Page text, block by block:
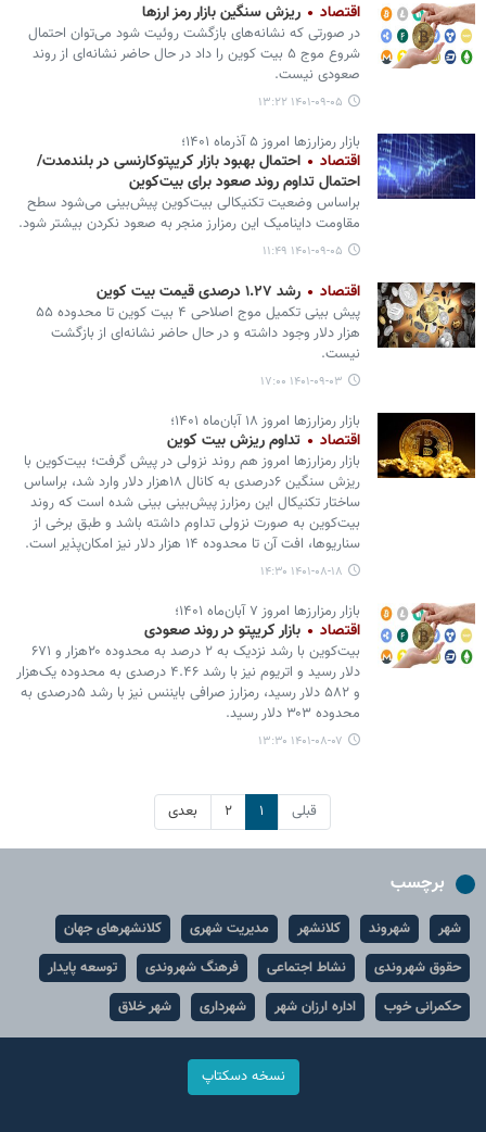
اقتصاد ریزش سنگین بازار رمز ارزها
در صورتی که نشانه‌های بازگشت روئیت شود می‌توان احتمال
شروع موج ۵ بیت کوین را داد در حال حاضر نشانه‌ای از روند
صعودی نیست.
۱۴۰۱-۰۹-۰۵ ۱۳:۲۲
بازار رمزارزها امروز ۵ آذرماه ۱۴۰۱؛
اقتصاد
احتمال بهبود بازار کریپتوکارنسی در بلندمدت/
احتمال تداوم روند صعود برای بیت‌کوین
براساس وضعیت تکنیکالی بیت‌کوین پیش‌بینی می‌شود سطح
مقاومت داینامیک این رمزارز منجر به صعود نکردن بیشتر شود.
۱۴۰۱-۰۹-۰۵ ۱۱:۴۹
اقتصاد رشد ۱.۲۷ درصدی قیمت بیت کوین
پیش بینی تکمیل موج اصلاحی ۴ بیت کوین تا محدوده ۵۵
هزار دلار وجود داشته و در حال حاضر نشانه‌ای از بازگشت
نیست.
۱۴۰۱-۰۹-۰۳ ۱۷:۰۰
بازار رمزارزها امروز ۱۸ آبان‌ماه ۱۴۰۱؛
اقتصاد تداوم ریزش بیت کوین
بازار رمزارزها امروز هم روند نزولی در پیش گرفت؛ بیت‌کوین با
ریزش سنگین ۶درصدی به کانال ۱۸هزار دلار وارد شد، براساس
ساختار تکنیکال این رمزارز پیش‌بینی بینی شده است که روند
بیت‌کوین به صورت نزولی تداوم داشته باشد و طبق برخی از
سناریوها، افت آن تا محدوده ۱۴ هزار دلار نیز امکان‌پذیر است.
۱۴۰۱-۰۸-۱۸ ۱۴:۳۰
بازار رمزارزها امروز ۷ آبان‌ماه ۱۴۰۱؛
اقتصاد بازار کریپتو در روند صعودی
بیت‌کوین با رشد نزدیک به ۲ درصد به محدوده ۲۰هزار و ۶۷۱
دلار رسید و اتریوم نیز با رشد ۴.۴۶ درصدی به محدوده یک‌هزار
و ۵۸۲ دلار رسید، رمزارز صرافی بایننس نیز با رشد ۵درصدی به
محدوده ۳۰۳ دلار رسید.
۱۴۰۱-۰۸-۰۷ ۱۳:۳۰
قبلی ۱ ۲ بعدی
برچسب
شهر شهروند کلانشهر مدیریت شهری
کلانشهرهای جهان
حقوق شهروندی
نشاط اجتماعی فرهنگ شهروندی
توسعه پایدار
حکمرانی خوب
اداره ارزان شهر شهرداری شهر خلاق
نسخه دسکتاپ